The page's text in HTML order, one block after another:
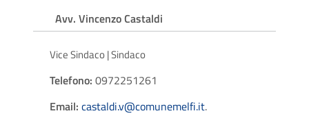
Avv. Vincenzo Castaldi
Vice Sindaco | Sindaco
Telefono: 0972251261
Email: castaldi.v@comunemelfi.it.